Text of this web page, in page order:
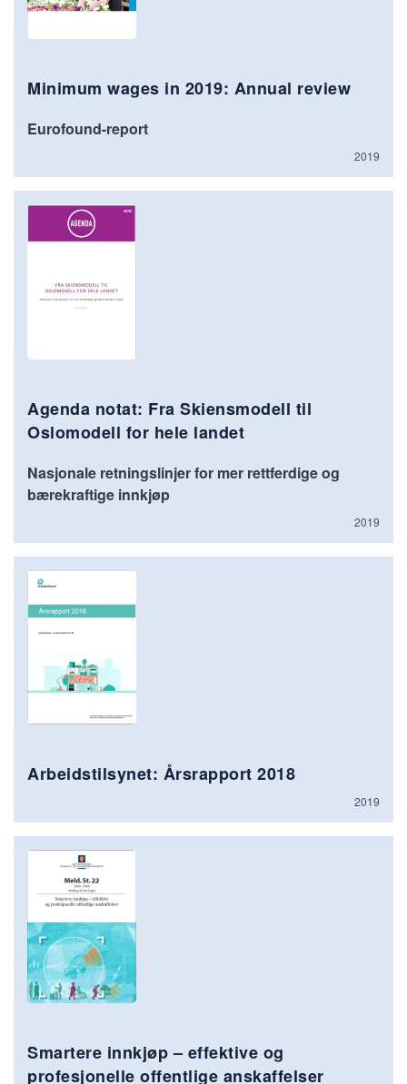
Minimum wages in 2019: Annual review
Eurofound-report
2019
Agenda notat: Fra Skiensmodell til
Oslomodell for hele landet
Nasjonale retningslinjer for mer rettferdige og
bærekraftige innkjøp
2019
Arbeidstilsynet: Årsrapport 2018
2019
Smartere innkjøp – effektive og
profesjonelle offentlige anskaffelser